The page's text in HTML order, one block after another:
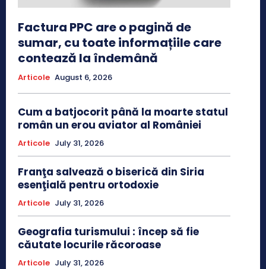
Factura PPC are o pagină de
sumar, cu toate informațiile care
contează la îndemână
Articole August 6, 2026
Cum a batjocorit până la moarte statul
român un erou aviator al României
Articole July 31, 2026
Franţa salvează o biserică din Siria
esenţială pentru ortodoxie
Articole July 31, 2026
Geografia turismului : încep să fie
căutate locurile răcoroase
Articole July 31, 2026